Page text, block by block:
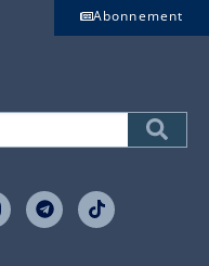
Abonnement